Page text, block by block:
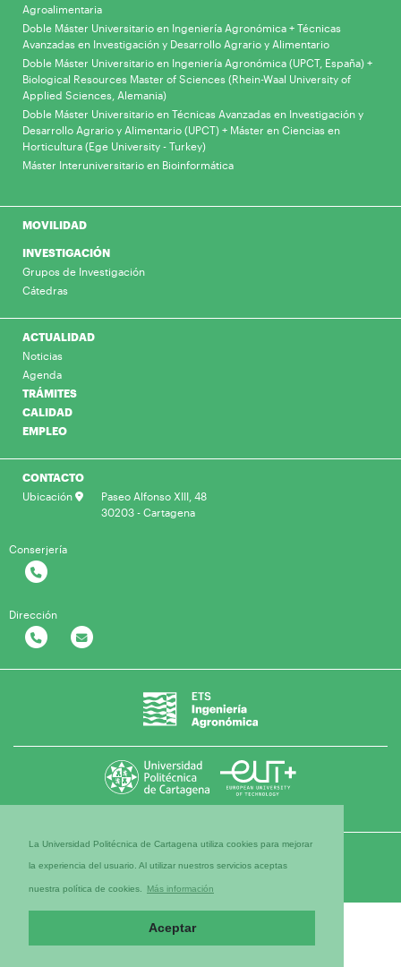
La Universidad Politécnica de Cartagena utiliza cookies para mejorar
la experiencia del usuario. Al utilizar nuestros servicios aceptas
nuestra política de cookies. Más información
Aceptar
Agroalimentaria
Doble Máster Universitario en Ingeniería Agronómica + Técnicas
Avanzadas en Investigación y Desarrollo Agrario y Alimentario
Doble Máster Universitario en Ingeniería Agronómica (UPCT, España) +
Biological Resources Master of Sciences (Rhein-Waal University of
Applied Sciences, Alemania)
Doble Máster Universitario en Técnicas Avanzadas en Investigación y
Desarrollo Agrario y Alimentario (UPCT) + Máster en Ciencias en
Horticultura (Ege University - Turkey)
Máster Interuniversitario en Bioinformática
MOVILIDAD
INVESTIGACIÓN
Grupos de Investigación
Cátedras
ACTUALIDAD
Noticias
Agenda
TRÁMITES
CALIDAD
EMPLEO
CONTACTO
Ubicación
Paseo Alfonso XIII, 48
30203 - Cartagena
Conserjería
Dirección